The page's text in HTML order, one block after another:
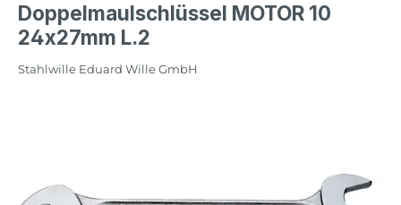
Doppelmaulschlüssel MOTOR 10
24x27mm L.2
Stahlwille Eduard Wille GmbH